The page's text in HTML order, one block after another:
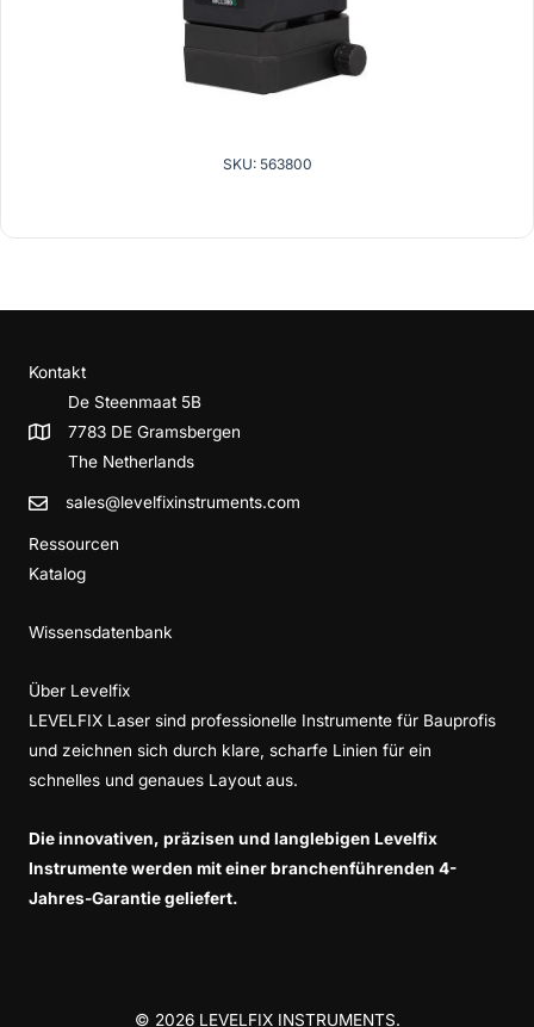
SKU: 563800
Kontakt
De Steenmaat 5B
7783 DE Gramsbergen
The Netherlands
sales@levelfixinstruments.com
Ressourcen
Katalog
Wissensdatenbank
Über Levelfix
LEVELFIX Laser sind professionelle Instrumente für Bauprofis
und zeichnen sich durch klare, scharfe Linien für ein
schnelles und genaues Layout aus.
Die innovativen, präzisen und langlebigen Levelfix
Instrumente werden mit einer branchenführenden 4-
Jahres-Garantie geliefert.
© 2026 LEVELFIX INSTRUMENTS.